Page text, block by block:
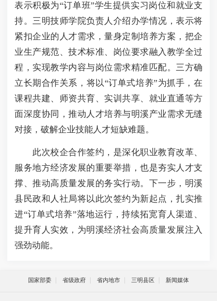
表示积极为“订单班”学生提供实习岗位和就业支
持。三明技师学院负责人介绍办学情况，表示将
紧扣企业的人才需求，量身定制培养方案，把企
业生产规范、技术标准、岗位要求融入教学全过
程，实现教学内容与岗位需求精准匹配。三方确
立长期合作关系，将以“订单式培养”为抓手，在
课程共建、师资共育、实训共享、就业直通等方
面深度协同，推动人才培养与明溪产业需求无缝
对接，破解企业技能人才短缺难题。
此次校企合作签约，是深化职业教育改革、
服务地方经济发展的重要举措，也是夯实人才支
撑、推动高质量发展的务实行动。下一步，明溪
县民政和人社局将以此次签约为新起点，扎实推
进“订单式培养”落地运行，持续拓宽育人渠道、
提升育人实效，为明溪经济社会高质量发展注入
强劲动能。
国家部委 省级政府 省内地市 三明县区 新闻媒体